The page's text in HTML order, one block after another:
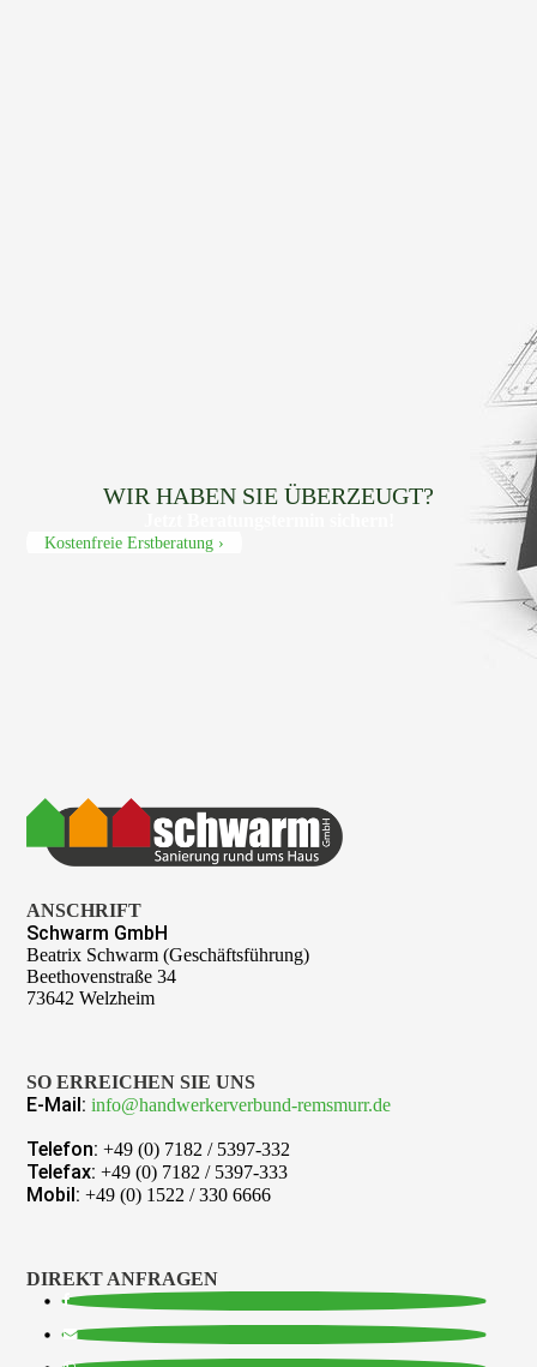
WIR HABEN SIE ÜBERZEUGT?
Kostenfreie Erstberatung ›
ANSCHRIFT
Schwarm GmbH
Beatrix Schwarm (Geschäftsführung)
Beethovenstraße 34
73642 Welzheim
SO ERREICHEN SIE UNS
E-Mail: info@handwerkerverbund-remsmurr.de
Telefon: +49 (0) 7182 / 5397-332
Telefax: +49 (0) 7182 / 5397-333
Mobil: +49 (0) 1522 / 330 6666
DIREKT ANFRAGEN